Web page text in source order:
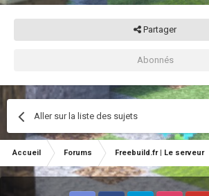
Partager
Abonnés
Aller sur la liste des sujets
Accueil Forums Freebuild.fr | Le serveur